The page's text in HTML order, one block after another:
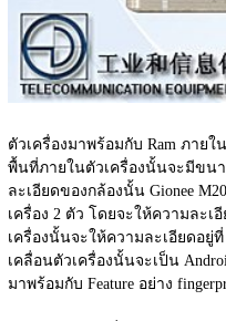
ตัวเครื่องมาพร้อมกับ Ram ภาย
พื้นที่ภายในตัวเครื่องนั้นจะมีขน
ละเอียดของกล้องนั้น Gionee
เครื่อง 2 ตัว โดยจะให้ความละเ
เครื่องนั้นจะให้ความละเอียดอยู่
เคลื่อนตัวเครื่องนั้นจะเป็น
มาพร้อมกับ Feature อย่าง